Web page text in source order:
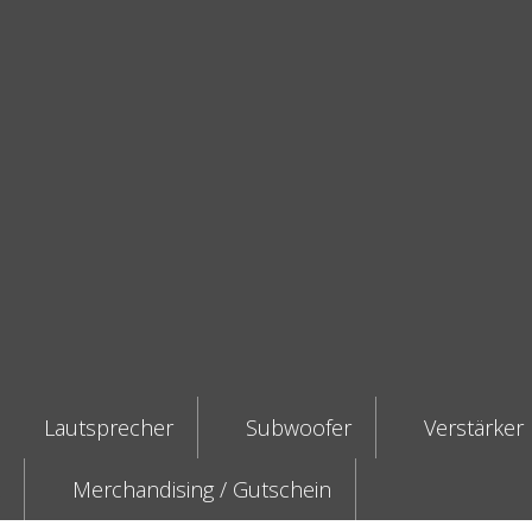
Lautsprecher Subwoofer Verstärker
Merchandising / Gutschein